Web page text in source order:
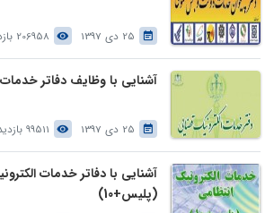
25 دی 1397 206958 بازدید
آشنایی با وظایف دفاتر
25 دی 1397 99511 بازدید
آشنایی با دفاتر خدمات
(پلیس+10)